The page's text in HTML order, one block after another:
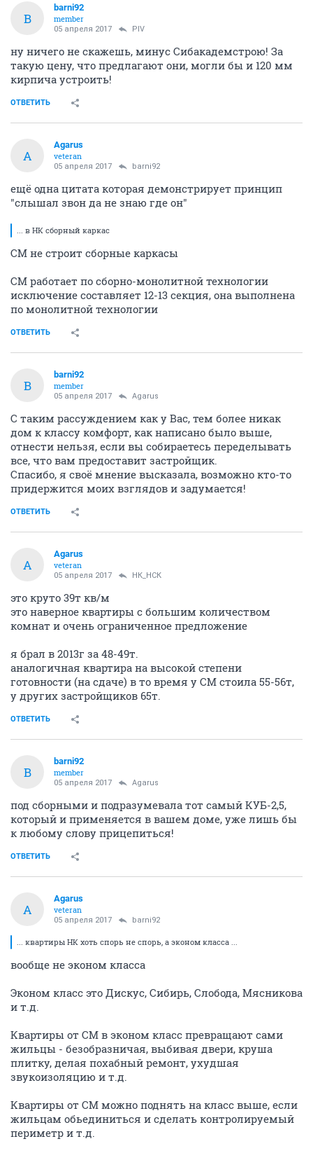
B
barni92
member
05 апреля 2017 PIV
ну ничего не скажешь, минус Сибакадемстрою! За
такую цену, что предлагают они, могли бы и 120 мм
кирпича устроить!
ОТВЕТИТЬ
A
Agarus
veteran
05 апреля 2017 barni92
ещё одна цитата которая демонстрирует принцип
"слышал звон да не знаю где он"
... в НК сборный каркас
СМ не строит сборные каркасы
СМ работает по сборно-монолитной технологии
исключение составляет 12-13 секция, она выполнена
по монолитной технологии
ОТВЕТИТЬ
B
barni92
member
05 апреля 2017 Agarus
С таким рассуждением как у Вас, тем более никак
дом к классу комфорт, как написано было выше,
отнести нельзя, если вы собираетесь переделывать
все, что вам предоставит застройщик.
Спасибо, я своё мнение высказала, возможно кто-то
придержится моих взглядов и задумается!
ОТВЕТИТЬ
A
Agarus
veteran
05 апреля 2017 НК_НСК
это круто 39т кв/м
это наверное квартиры с большим количеством
комнат и очень ограниченное предложение
я брал в 2013г за 48-49т.
аналогичная квартира на высокой степени
готовности (на сдаче) в то время у СМ стоила 55-56т,
у других застройщиков 65т.
ОТВЕТИТЬ
B
barni92
member
05 апреля 2017 Agarus
под сборными и подразумевала тот самый КУБ-2,5,
который и применяется в вашем доме, уже лишь бы
к любому слову прицепиться!
ОТВЕТИТЬ
A
Agarus
veteran
05 апреля 2017 barni92
... квартиры НК хоть спорь не спорь, а эконом класса ...
вообще не эконом класса
Эконом класс это Дискус, Сибирь, Слобода, Мясникова
и т.д.
Квартиры от СМ в эконом класс превращают сами
жильцы - безобразничая, выбивая двери, круша
плитку, делая похабный ремонт, ухудшая
звукоизоляцию и т.д.
Квартиры от СМ можно поднять на класс выше, если
жильцам обьединиться и сделать контролируемый
периметр и т.д.